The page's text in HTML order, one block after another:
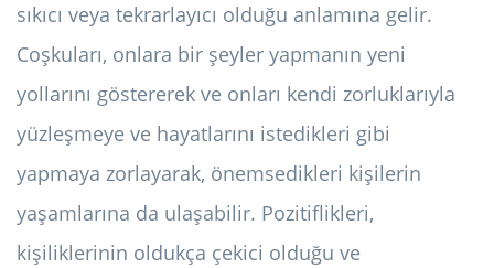
sıkıcı veya tekrarlayıcı olduğu anlamına gelir.
Coşkuları, onlara bir şeyler yapmanın yeni
yollarını göstererek ve onları kendi zorluklarıyla
yüzleşmeye ve hayatlarını istedikleri gibi
yapmaya zorlayarak, önemsedikleri kişilerin
yaşamlarına da ulaşabilir. Pozitiflikleri,
kişiliklerinin oldukça çekici olduğu ve